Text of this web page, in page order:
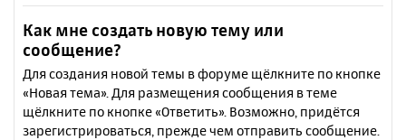
Как мне создать новую тему или
сообщение?
Для создания новой темы в форуме щёлкните по кнопке
«Новая тема». Для размещения сообщения в теме
щёлкните по кнопке «Ответить». Возможно, придётся
зарегистрироваться, прежде чем отправить сообщение.